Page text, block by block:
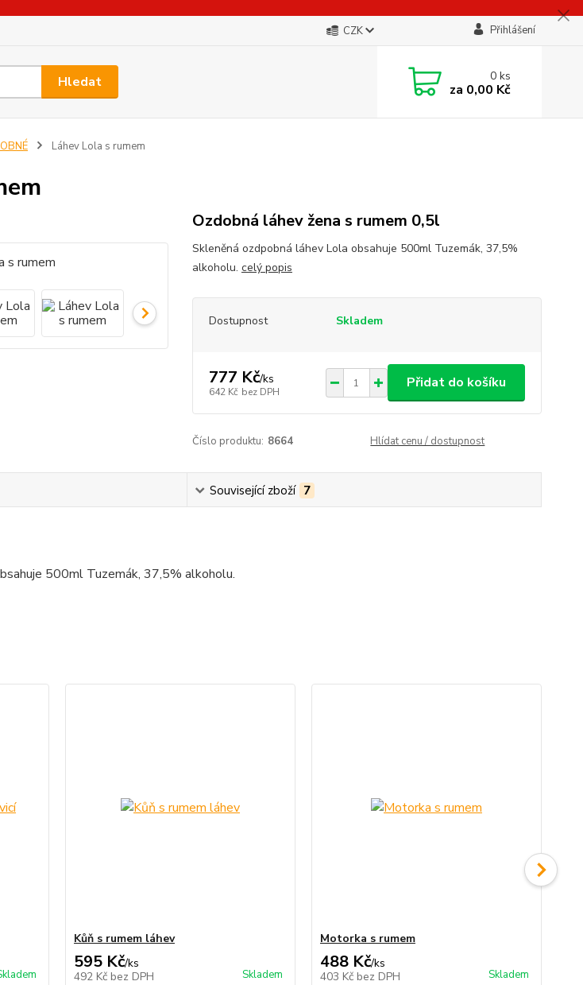
CZK Přihlášení
Hledat 0ks
za 0,00 Kč
Láhev Lola s rumem
Ozdobná láhev žena s rumem 0,5l
Skleněná ozdpobná láhev Lola obsahuje 500ml Tuzemák, 37,5%
alkoholu. celý popis
Dostupnost Skladem
777 Kč/ks
642 Kč bez DPH
Přidat do košíku
Číslo produktu: 8664 Hlídat cenu / dostupnost
Související zboží 7
500ml Tuzemák, 37,5% alkoholu.
Kůň s rumem láhev
595 Kč/ks
492 Kč bez DPH Skladem
Motorka s rumem
488 Kč/ks
403 Kč bez DPH Skladem